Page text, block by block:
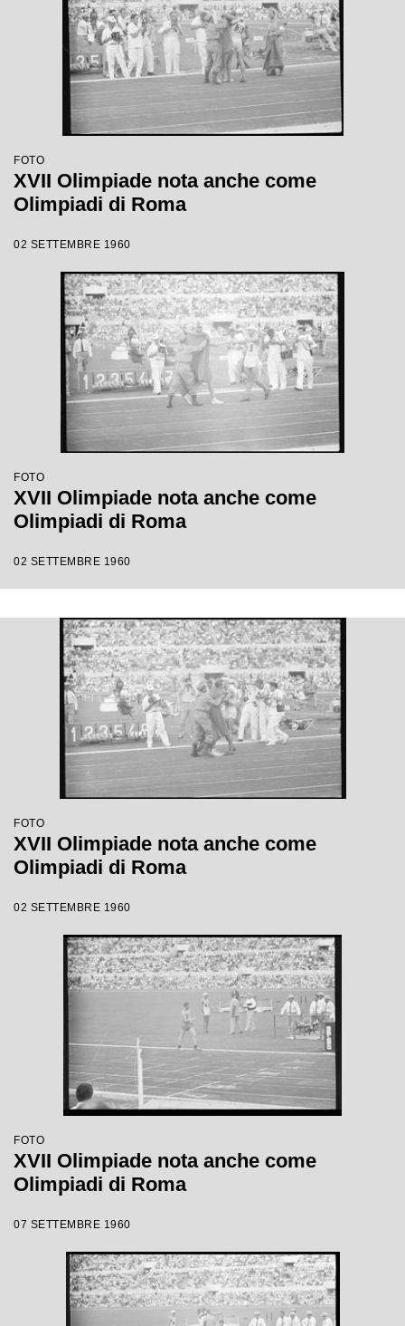
FOTO
XVII Olimpiade nota anche come
Olimpiadi di Roma
02 SETTEMBRE 1960
FOTO
XVII Olimpiade nota anche come
Olimpiadi di Roma
02 SETTEMBRE 1960
FOTO
XVII Olimpiade nota anche come
Olimpiadi di Roma
02 SETTEMBRE 1960
FOTO
XVII Olimpiade nota anche come
Olimpiadi di Roma
07 SETTEMBRE 1960